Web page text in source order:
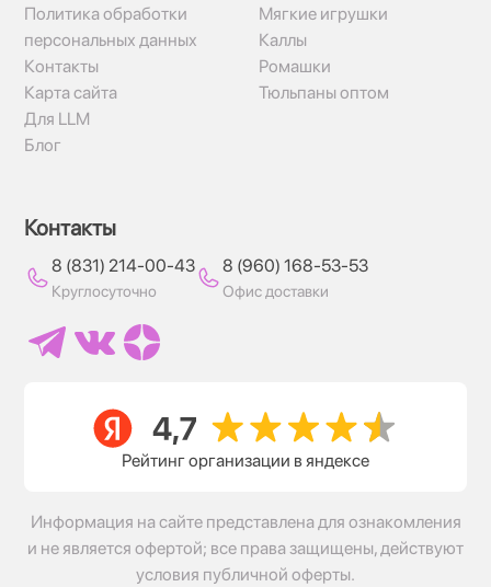
Политика обработки
персональных данных
Контакты
Карта сайта
Для LLM
Блог
Мягкие игрушки
Каллы
Ромашки
Тюльпаны оптом
Контакты
8 (831) 214-00-43
Круглосуточно
8 (960) 168-53-53
Офис доставки
Рейтинг организации в яндексе
Информация на сайте представлена для ознакомления
и не является офертой; все права защищены, действуют
условия публичной оферты.